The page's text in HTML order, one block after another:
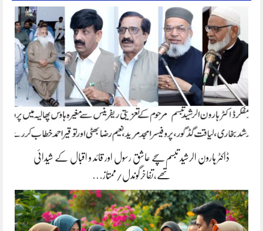
ڈاکٹر ہارون الرشید تبسم سچے عاشق رسول اور قائد و اقبال کے شیدائی
تھے،تفاخرگوندل/ممتاز…